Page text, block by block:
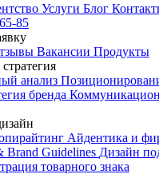
Услуги Блог
85
Вакансии Продукты
анализ
бренда
Айдентика и
Brand Guidelines Дизайн
товарного знака